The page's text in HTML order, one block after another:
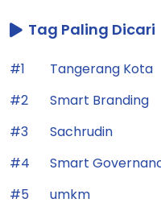
Tag Paling Dicari
#1
Tangerang Kota
#2
Smart Branding
#3
Sachrudin
#4
Smart
#5
umkm